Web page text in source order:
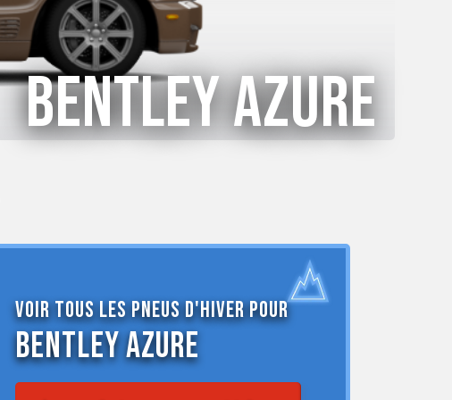
Bentley Azure
Voir tous les pneus d'hiver pour
Bentley Azure